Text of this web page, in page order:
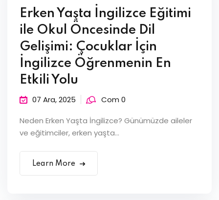
Erken Yaşta İngilizce Eğitimi
ile Okul Öncesinde Dil
Gelişimi: Çocuklar İçin
İngilizce Öğrenmenin En
Etkili Yolu
07 Ara, 2025 Com 0
Neden Erken Yaşta İngilizce? Günümüzde aileler
ve eğitimciler, erken yaşta...
Learn More